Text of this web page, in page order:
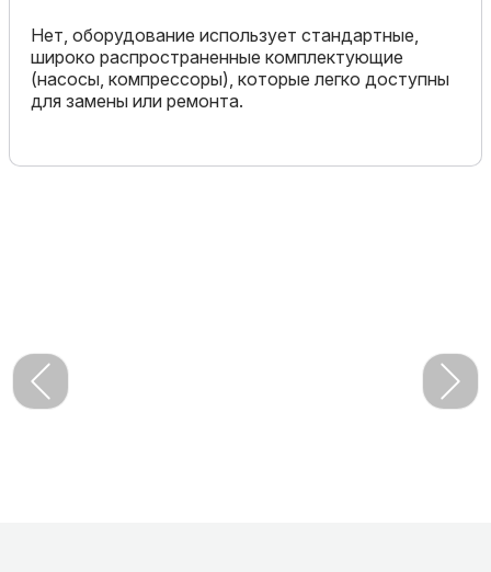
Нет, оборудование использует стандартные,
широко распространенные комплектующие
(насосы, компрессоры), которые легко доступны
для замены или ремонта.